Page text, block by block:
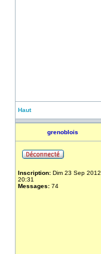
Haut
grenoblois
Inscription: Dim 23 Sep 2012
20:31
Messages: 74